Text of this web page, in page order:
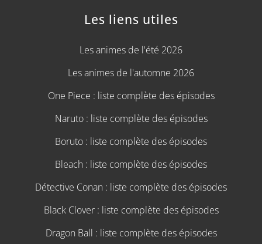
Les liens utiles
Les animes de l'été 2026
Les animes de l'automne 2026
One Piece : liste complète des épisodes
Naruto : liste complète des épisodes
Boruto : liste complète des épisodes
Bleach : liste complète des épisodes
Détective Conan : liste complète des épisodes
Black Clover : liste complète des épisodes
Dragon Ball : liste complète des épisodes